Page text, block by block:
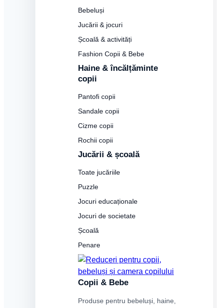
Bebeluși
Jucării & jocuri
Școală & activități
Fashion Copii & Bebe
Haine & încălțăminte
copii
Pantofi copii
Sandale copii
Cizme copii
Rochii copii
Jucării & școală
Toate jucăriile
Puzzle
Jocuri educaționale
Jocuri de societate
Școală
Penare
Copii & Bebe
Produse pentru bebeluși, haine,